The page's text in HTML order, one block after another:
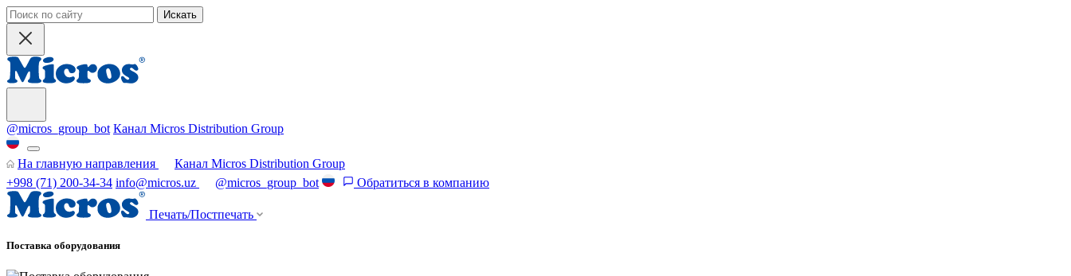
Искать
@micros_group_bot Канал Micros Distribution Group
На главную направления
Канал Micros Distribution Group
+998 (71) 200-34-34 info@micros.uz @micros_group_bot Обратиться в компанию
Печать/Постпечать
Поставка оборудования